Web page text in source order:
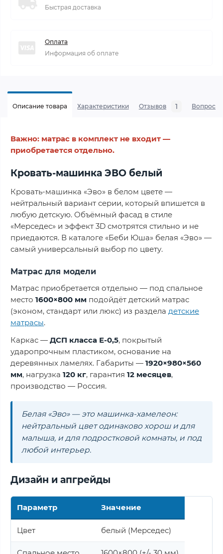
Быстрая доставка
Оплата
Информация об оплате
Описание товара Характеристики Отзывов 1 Вопросы
Важно: матрас в комплект не входит —
приобретается отдельно.
Кровать-машинка ЭВО белый
Кровать-машинка «Эво» в белом цвете —
нейтральный вариант серии, который впишется в
любую детскую. Объёмный фасад в стиле
«Мерседес» и эффект 3D смотрятся стильно и не
приедаются. В каталоге «Беби Юша» белая «Эво» —
самый универсальный выбор по цвету.
Матрас для модели
Матрас приобретается отдельно — под спальное
место 1600×800 мм подойдёт детский матрас
(эконом, стандарт или люкс) из раздела детские
матрасы.
Каркас — ДСП класса Е-0,5, покрытый
ударопрочным пластиком, основание на
деревянных ламелях. Габариты — 1920×980×560
мм, нагрузка 120 кг, гарантия 12 месяцев,
производство — Россия.
Белая «Эво» — это машинка-хамелеон:
нейтральный цвет одинаково хорош и для
малыша, и для подростковой комнаты, и под
любой интерьер.
Дизайн и апгрейды
Параметр Значение
Цвет белый (Мерседес)